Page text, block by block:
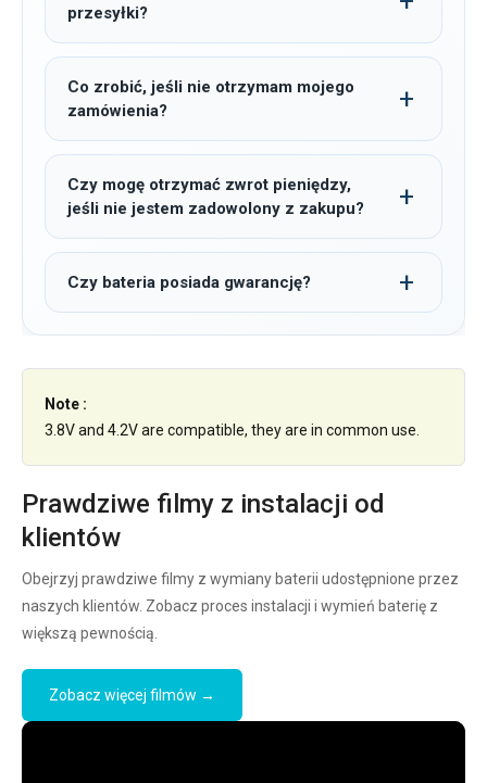
przesyłki?
Co zrobić, jeśli nie otrzymam mojego
zamówienia?
Czy mogę otrzymać zwrot pieniędzy,
jeśli nie jestem zadowolony z zakupu?
Czy bateria posiada gwarancję?
Note :
3.8V and 4.2V are compatible, they are in common use.
Prawdziwe filmy z instalacji od
klientów
Obejrzyj prawdziwe filmy z wymiany baterii udostępnione przez
naszych klientów. Zobacz proces instalacji i wymień baterię z
większą pewnością.
Zobacz więcej filmów →